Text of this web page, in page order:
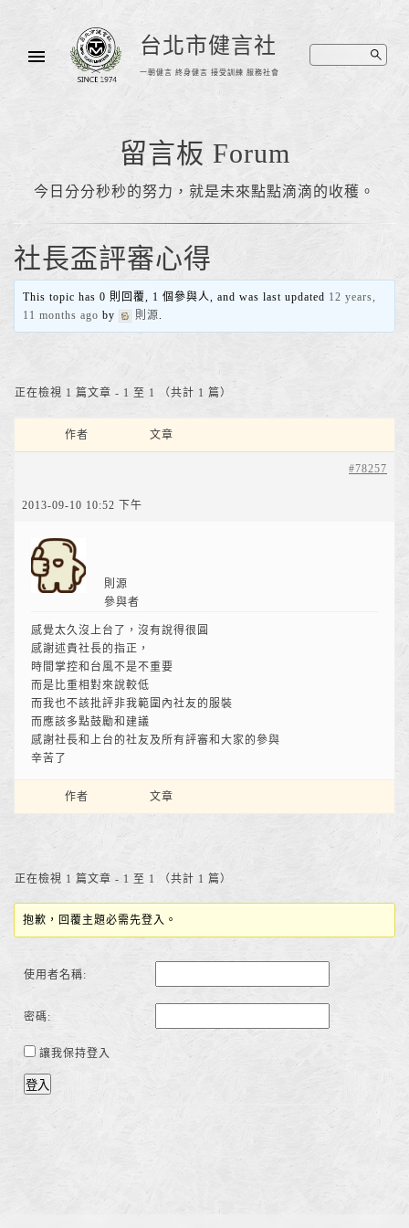
台北市健言社
一朝健言 終身健言 接受訓練 服務社會
留言板 Forum
今日分分秒秒的努力，就是未來點點滴滴的收穫。
社長盃評審心得
This topic has 0 則回覆, 1 個參與人, and was last updated 12 years,
11 months ago by 則源.
正在檢視 1 篇文章 - 1 至 1 （共計 1 篇）
作者 文章
2013-09-10 10:52 下午
#78257
則源
參與者
感覺太久沒上台了，沒有說得很圓
感謝述貴社長的指正，
時間掌控和台風不是不重要
而是比重相對來說較低
而我也不該批評非我範圍內社友的服裝
而應該多點鼓勵和建議
感謝社長和上台的社友及所有評審和大家的參與
辛苦了
作者 文章
正在檢視 1 篇文章 - 1 至 1 （共計 1 篇）
抱歉，回覆主題必需先登入。
使用者名稱:
密碼:
讓我保持登入
登入